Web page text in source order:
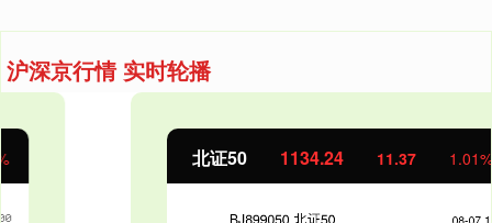
沪深京行情 实时轮播
1134.24 11.37 1.01%